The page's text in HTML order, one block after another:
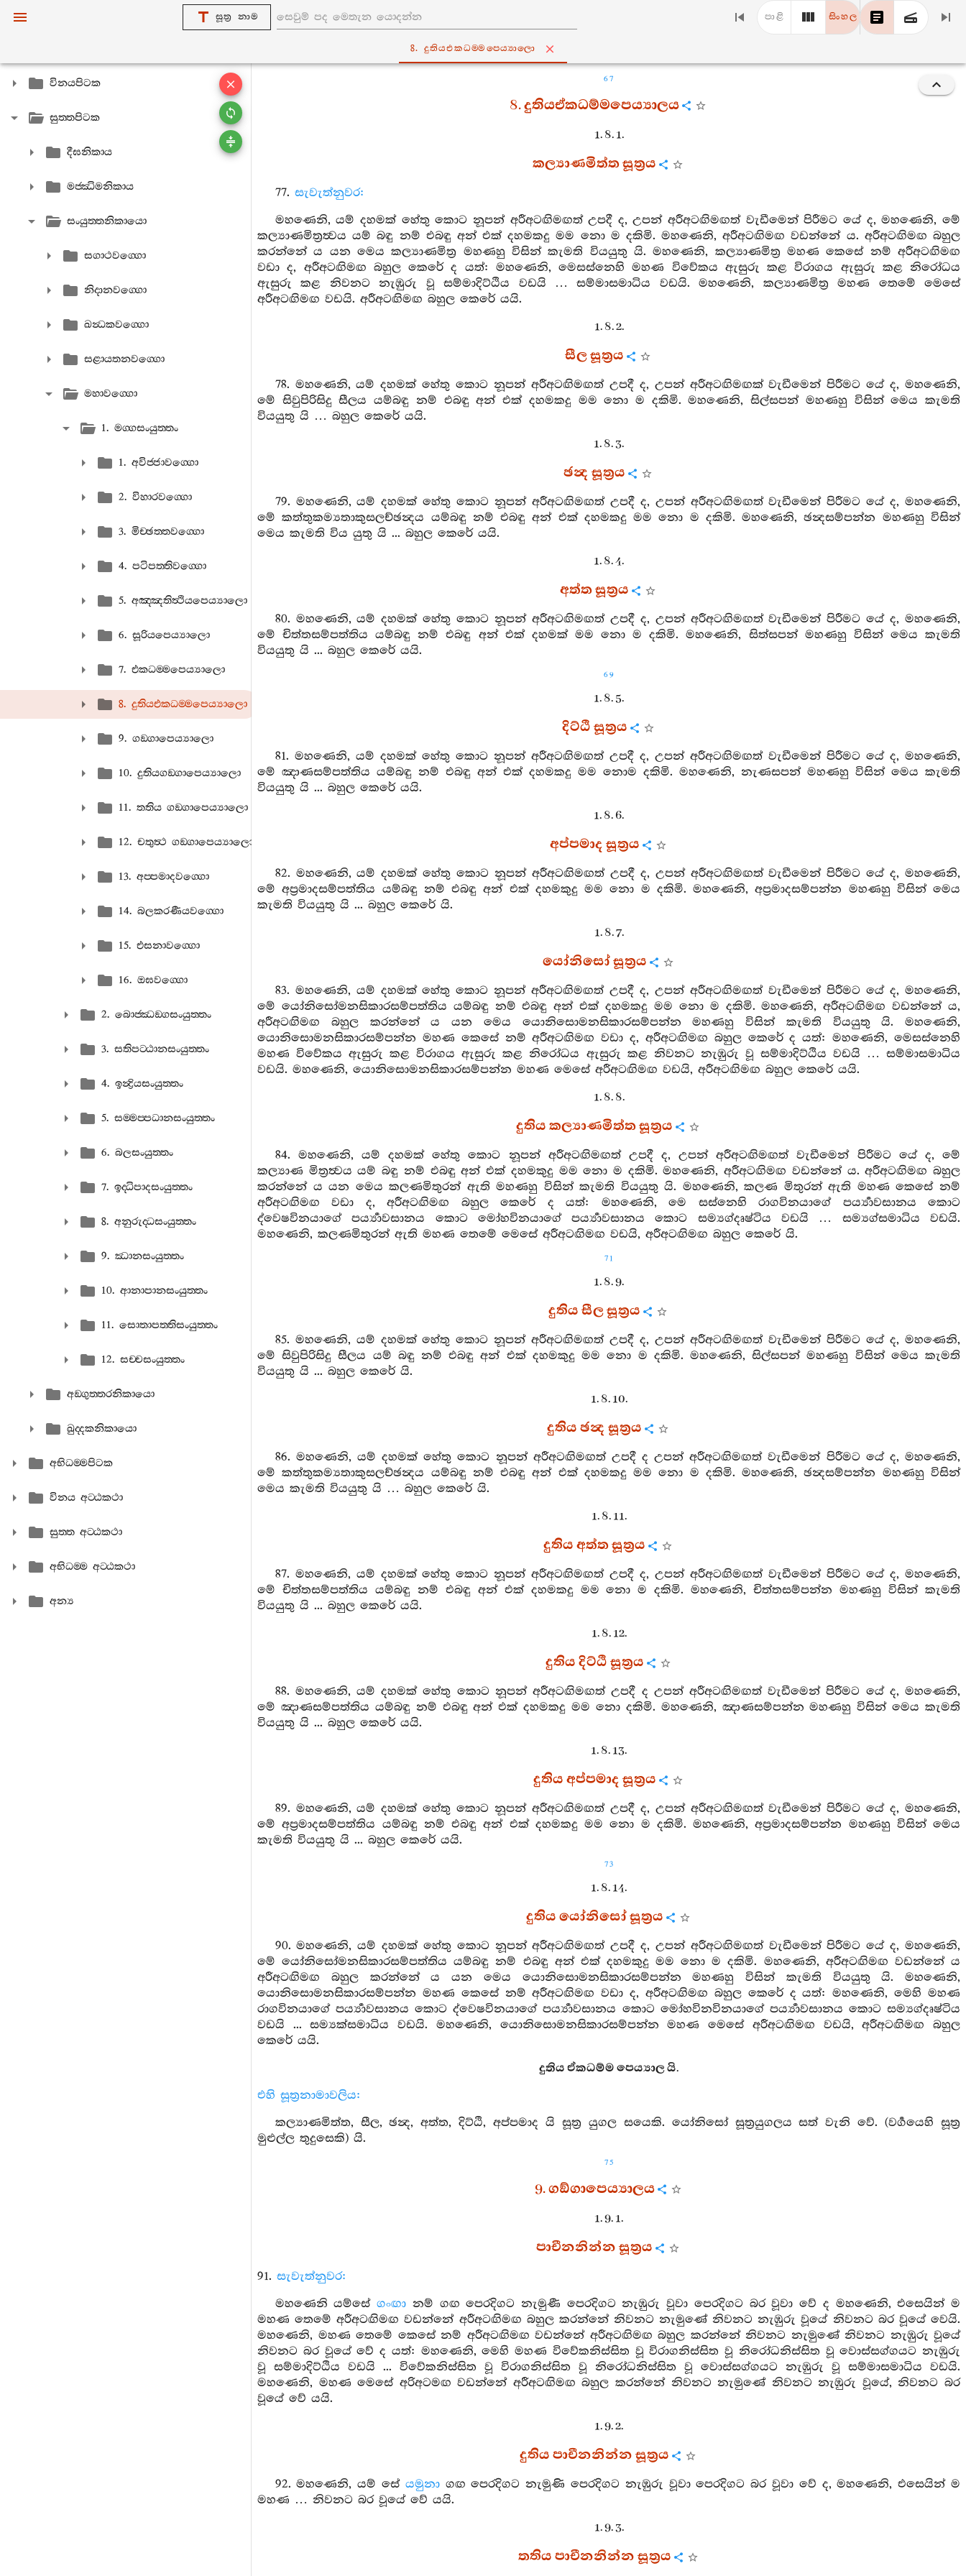
සූත්‍ර නාම පාළි සිංහල
8. දුතියඑකධම‍්මපෙය්‍යාලො
විනයපිටක
සුත‍්තපිටක
දීඝනිකාය
මජ‍්ඣිමනිකාය
සංයුත‍්තනිකායො
සගාථවග‍්ගො
නිදානවග‍්ගො
ඛන්‍ධකවග‍්ගො
සළායතනවග‍්ගො
මහාවග‍්ගො
1. මග‍්ගසංයුත‍්තං
1. අවිජ‍්ජාවග‍්ගො
2. විහාරවග‍්ගො
3. මිච‍්ඡත‍්තවග‍්ගො
4. පටිපත‍්තිවග‍්ගො
5. අඤ‍්ඤතිත්‍ථියපෙය්‍යාලො
6. සූරියපෙය්‍යාලො
7. එකධම‍්මපෙය්‍යාලො
8. දුතියඑකධම‍්මපෙය්‍යාලො
9. ගඞ‍්ගාපෙය්‍යාලො
10. දුතියගඞ‍්ගාපෙය්‍යාලො
11. තතිය ගඞ‍්ගාපෙය්‍යාලො
12. චතුත්‍ථ ගඞ‍්ගාපෙය්‍යාලො
13. අප‍්පමාදවග‍්ගො
14. බලකරණීයවග‍්ගො
15. එසනාවග‍්ගො
16. ඔඝවග‍්ගො
2. බොජ‍්ඣඞ‍්ගසංයුත‍්තං
3. සතිපට‍්ඨානසංයුත‍්තං
4. ඉන්‍ද්‍රියසංයුත‍්තං
5. සම‍්මප‍්පධානසංයුත‍්තං
6. බලසංයුත‍්තං
7. ඉද‍්ධිපාදසංයුත‍්තං
8. අනුරුද‍්ධසංයුත‍්තං
9. ඣානසංයුත‍්තං
10. ආනාපානසංයුත‍්තං
11. සොතාපත‍්තිසංයුත‍්තං
12. සච‍්චසංයුත‍්තං
අඞ‍්ගුත‍්තරනිකායො
ඛුද‍්දකනිකායො
අභිධම‍්මපිටක
විනය අට‍්ඨකථා
සුත‍්ත අට‍්ඨකථා
අභිධම‍්ම අට‍්ඨකථා
අන්‍ය
67
8. දුතියඒකධම්මපෙය්‍යාලය
1. 8. 1.
කල්‍යාණමිත්ත සූත්‍රය
77. සැවැත්නුවර:
මහණෙනි, යම් දහමක් හේතු කොට නූපන් අරීඅටඟිමඟත් උපදී ද, උපන් අරීඅටඟිමඟත් වැඩීමෙන් පිරීමට යේ ද, මහණෙනි, මේ
කල්‍යාණමිත්‍රත්‍වය යම් බඳු නම් එබඳු අන් එක් දහමකදු මම නො ම දකිමි. මහණෙනි, අරීඅටඟිමඟ වඩන්නේ ය. අරීඅටඟිමඟ බහුල
කරන්නේ ය යන මෙය කල්‍යාණමිත්‍ර මහණහු විසින් කැමති වියයුතු යි. මහණෙනි, කල්‍යාණමිත්‍ර මහණ කෙසේ නම් අරීඅටඟිමඟ
වඩා ද, අරීඅටඟිමඟ බහුල කෙරේ ද යත්: මහණෙනි, මෙසස්නෙහි මහණ විවේකය ඇසුරු කළ විරාගය ඇසුරු කළ නිරෝධය
ඇසුරු කළ නිවනට නැඹුරු වූ සම්මාදිට්ඨිය වඩයි … සම්මාසමාධිය වඩයි. මහණෙනි, කල්‍යාණමිත්‍ර මහණ තෙමේ මෙසේ
අරීඅටඟිමඟ වඩයි. අරීඅටඟිමඟ බහුල කෙරේ යයි.
1. 8. 2.
සීල සූත්‍රය
78. මහණෙනි, යම් දහමක් හේතු කොට නූපන් අරීඅටඟිමඟත් උපදී ද, උපන් අරීඅටඟිමඟක් වැඩීමෙන් පිරීමට යේ ද, මහණෙනි,
මේ සිවුපිරිසිදු සීලය යම්බඳු නම් එබඳු අන් එක් දහමකදු මම නො ම දකිමි. මහණෙනි, සිල්සපන් මහණහු විසින් මෙය කැමති
වියයුතු යි … බහුල කෙරේ යයි.
1. 8. 3.
ඡන්‍ද සූත්‍රය
79. මහණෙනි, යම් දහමක් හේතු කොට නූපන් අරීඅටඟිමඟත් උපදී ද, උපන් අරීඅටඟිමඟත් වැඩීමෙන් පිරීමට යේ ද, මහණෙනි,
මේ කත්තුකම්‍යතාකුසලච්ඡන්‍දය යම්බඳු නම් එබඳු අන් එක් දහමකදු මම නො ම දකිමි. මහණෙනි, ඡන්‍දසම්පන්න මහණහු විසින්
මෙය කැමති විය යුතු යි ... බහුල කෙරේ යයි.
1. 8. 4.
අත්ත සූත්‍රය
80. මහණෙනි, යම් දහමක් හේතු කොට නූපන් අරීඅටඟිමඟත් උපදී ද, උපන් අරීඅටඟිමඟත් වැඩීමෙන් පිරීමට යේ ද, මහණෙනි,
මේ චිත්තසම්පත්තිය යම්බඳු නම් එබඳු අන් එක් දහමක් මම නො ම දකිමි. මහණෙනි, සිත්සපන් මහණහු විසින් මෙය කැමති
වියයුතු යි ... බහුල කෙරේ යයි.
69
1. 8. 5.
දිට්ඨි සූත්‍රය
81. මහණෙනි, යම් දහමක් හේතු කොට නූපන් අරීඅටඟිමඟත් උපදී ද, උපන් අරීඅටඟිමඟත් වැඩීමෙන් පිරීමට යේ ද, මහණෙනි,
මේ ඤාණසම්පත්තිය යම්බඳු නම් එබඳු අන් එක් දහමකදු මම නොම දකිමි. මහණෙනි, නැණසපන් මහණහු විසින් මෙය කැමති
වියයුතු යි ... බහුල කෙරේ යයි.
1. 8. 6.
අප්පමාද සූත්‍රය
82. මහණෙනි, යම් දහමක් හේතු කොට නූපන් අරීඅටඟිමඟත් උපදී ද, උපන් අරීඅටඟිමඟත් වැඩීමෙන් පිරීමට යේ ද, මහණෙනි,
මේ අප්‍රමාදසම්පත්තිය යම්බඳු නම් එබඳු අන් එක් දහමකුදු මම නො ම දකිමි. මහණෙනි, අප්‍රමාදසම්පන්න මහණහු විසින් මෙය
කැමති වියයුතු යි ... බහුල කෙරේ යි.
1. 8. 7.
යෝනිසෝ සූත්‍රය
83. මහණෙනි, යම් දහමක් හේතු කොට නූපන් අරීඅටඟිමඟත් උපදී ද, උපන් අරීඅටඟිමඟත් වැඩීමෙන් පිරීමට යේ ද, මහණෙනි,
මේ යෝනිසෝමනසිකාරසම්පත්තිය යම්බඳු නම් එබඳු අන් එක් දහමකදු මම නො ම දකිමි. මහණෙනි, අරීඅටඟිමඟ වඩන්නේ ය,
අරීඅටඟිමඟ බහුල කරන්නේ ය යන මෙය යොනිසොමනසිකාරසම්පන්න මහණහු විසින් කැමති වියයුතු යි. මහණෙනි,
යොනිසොමනසිකාරසම්පන්න මහණ කෙසේ නම් අරීඅටඟිමඟ වඩා ද, අරීඅටඟිමඟ බහුල කෙරේ ද යත්: මහණෙනි, මෙසස්නෙහි
මහණ විවේකය ඇසුරු කළ විරාගය ඇසුරු කළ නිරෝධය ඇසුරු කළ නිවනට නැඹුරු වූ සම්මාදිට්ඨිය වඩයි … සම්මාසමාධිය
වඩයි. මහණෙනි, යොනිසොමනසිකාරසම්පන්න මහණ මෙසේ අරීඅටඟිමඟ වඩයි, අරීඅටඟිමඟ බහුල කෙරේ යයි.
1. 8. 8.
දුතිය කල්‍යාණමිත්ත සූත්‍රය
84. මහණෙනි, යම් දහමක් හේතු කොට නූපන් අරීඅටඟිමඟත් උපදී ද, උපන් අරීඅටඟිමඟත් වැඩීමෙන් පිරීමට යේ ද, මේ
කල්‍යාණ මිත්‍රත්‍වය යම් බඳු නම් එබඳු අන් එක් දහමකුදු මම නො ම දකිමි. මහණෙනි, අරීඅටඟිමඟ වඩන්නේ ය. අරීඅටඟිමඟ බහුල
කරන්නේ ය යන මෙය කලණමිතුරන් ඇති මහණහු විසින් කැමති වියයුතු යි. මහණෙනි, කලණ මිතුරන් ඇති මහණ කෙසේ නම්
අරීඅටඟිමඟ වඩා ද, අරීඅටඟිමඟ බහුල කෙරේ ද යත්: මහණෙනි, මෙ සස්නෙහි රාගවිනයාගේ පර්‍ය්‍යාවසානය කොට
ද්වෙෂවිනයාගේ පර්‍ය්‍යාවසානය කොට මෝහවිනයාගේ පර්‍ය්‍යාවසානය කොට සම්‍යග්දෘෂ්ටිය වඩයි … සම්‍යග්සමාධිය වඩයි.
මහණෙනි, කලණමිතුරන් ඇති මහණ තෙමේ මෙසේ අරීඅටඟිමඟ වඩයි, අරීඅටඟිමඟ බහුල කෙරේ යි.
71
1. 8. 9.
දුතිය සීල සූත්‍රය
85. මහණෙනි, යම් දහමක් හේතු කොට නූපන් අරීඅටඟිමඟත් උපදී ද, උපන් අරීඅටඟිමඟත් වැඩීමෙන් පිරීමට යේ ද, මහණෙනි,
මේ සිවුපිරිසිදු සීලය යම් බඳු නම් එබඳු අන් එක් දහමකුදු මම නො ම දකිමි. මහණෙනි, සිල්සපන් මහණහු විසින් මෙය කැමති
වියයුතු යි ... බහුල කෙරේ යි.
1. 8. 10.
දුතිය ඡන්‍ද සූත්‍රය
86. මහණෙනි, යම් දහමක් හේතු කොට නූපන් අරීඅටඟිමඟත් උපදී ද උපන් අරීඅටඟිමඟත් වැඩීමෙන් පිරීමට යේ ද, මහණෙනි,
මේ කත්තුකම්‍යතාකුසලච්ඡන්‍දය යම්බඳු නම් එබඳු අන් එක් දහමකදු මම නො ම දකිමි. මහණෙනි, ඡන්‍දසම්පන්න මහණහු විසින්
මෙය කැමති වියයුතු යි … බහුල කෙරේ යි.
1. 8. 11.
දුතිය අත්ත සූත්‍රය
87. මහණෙනි, යම් දහමක් හේතු කොට නූපන් අරීඅටඟිමඟත් උපදී ද, උපන් අරීඅටඟිමඟත් වැඩීමෙන් පිරීමට යේ ද, මහණෙනි,
මේ චිත්තසම්පත්තිය යම්බඳු නම් එබඳු අන් එක් දහමකදු මම නො ම දකිමි. මහණෙනි, චිත්තසම්පන්න මහණහු විසින් කැමති
වියයුතු යි ... බහුල කෙරේ යයි.
1. 8. 12.
දුතිය දිට්ඨි සූත්‍රය
88. මහණෙනි, යම් දහමක් හේතු කොට නූපන් අරීඅටඟිමඟත් උපදී ද උපන් අරීඅටඟිමඟත් වැඩීමෙන් පිරීමට යේ ද, මහණෙනි,
මේ ඤාණසම්පත්තිය යම්බඳු නම් එබඳු අන් එක් දහමකදු මම නො දකිමි. මහණෙනි, ඤාණසම්පන්න මහණහු විසින් මෙය කැමති
වියයුතු යි ... බහුල කෙරේ යයි.
1. 8. 13.
දුතිය අප්පමාද සූත්‍රය
89. මහණෙනි, යම් දහමක් හේතු කොට නූපන් අරීඅටඟිමඟත් උපදී ද, උපන් අරීඅටඟිමඟත් වැඩීමෙන් පිරීමට යේ ද, මහණෙනි,
මේ අප්‍රමාදසම්පත්තිය යම්බඳු නම් එබඳු අන් එක් දහමකදු මම නො ම දකිමි. මහණෙනි, අප්‍රමාදසම්පන්න මහණහු විසින් මෙය
කැමති වියයුතු යි ... බහුල කෙරේ යයි.
73
1. 8. 14.
දුතිය යෝනිසෝ සූත්‍රය
90. මහණෙනි, යම් දහමක් හේතු කොට නූපන් අරීඅටඟිමඟත් උපදී ද, උපන් අරීඅටඟිමඟත් වැඩීමෙන් පිරීමට යේ ද, මහණෙනි,
මේ යෝනිසෝමනසිකාරසම්පත්තිය යම්බඳු නම් එබඳු අන් එක් දහමකුදු මම නො ම දකිමි. මහණෙනි, අරීඅටඟිමඟ වඩන්නේ ය
අරීඅටඟිමඟ බහුල කරන්නේ ය යන මෙය යොනිසොමනසිකාරසම්පන්න මහණහු විසින් කැමති වියයුතු යි. මහණෙනි,
යොනිසොමනසිකාරසම්පන්න මහණ කෙසේ නම් අරීඅටඟිමඟ වඩා ද, අරීඅටඟිමඟ බහුල කෙරේ ද යත්: මහණෙනි, මෙහි මහණ
රාගවිනයාගේ පර්‍ය්‍යාවසානය කොට ද්වෙෂවිනයාගේ පර්‍ය්‍යාවසානය කොට මෝහවිනවිනයාගේ පර්‍ය්‍යාවසානය කොට සම්‍යග්දෘෂ්ටිය
වඩයි ... සම්‍යක්සමාධිය වඩයි. මහණෙනි, යොනිසොමනසිකාරසම්පන්න මහණ මෙසේ අරීඅටඟිමඟ වඩයි, අරීඅටඟිමඟ බහුල
කෙරේ යයි.
දුතිය ඒකධම්ම පෙය්‍යාල යි.
එහි සූත්‍රනාමාවලිය:
කල්‍යාණමිත්ත, සීල, ඡන්‍ද, අත්ත, දිට්ඨි, අප්පමාද යි සූත්‍ර යුගල සයෙකි. යෝනිසෝ සූත්‍රයුගලය සත් වැනි වේ. (වර්‍ගයෙහි සූත්‍ර
මුළුල්ල තුදුසෙකි) යි.
75
9. ගඞ්ගාපෙය්‍යාලය
1. 9. 1.
පාචීනනින්න සූත්‍රය
91. සැවැත්නුවර:
මහණෙනි යම්සේගංඟා නම් ගඟ පෙරදිගට නැමුණී පෙරදිගට නැඹුරු වූවා පෙරදිගට බර වූවා වේ ද මහණෙනි, එසෙයින් ම
මහණ තෙමේ අරීඅටඟිමඟ වඩන්නේ අරීඅටඟිමඟ බහුල කරන්නේ නිවනට නැමුණේ නිවනට නැඹුරු වූයේ නිවනට බර වූයේ වෙයි.
මහණෙනි, මහණ තෙමේ කෙසේ නම් අරීඅටඟිමඟ වඩන්නේ අරීඅටඟිමඟ බහුල කරන්නේ නිවනට නැමුණේ නිවනට නැඹුරු වූයේ
නිවනට බර වූයේ වේ ද යත්: මහණෙනි, මෙහි මහණ විවේකනිස්සිත වූ විරාගනිස්සිත වූ නිරෝධනිස්සිත වූ වොස්සග්ගයට නැඹුරු
වූ සම්මාදිට්ඨිය වඩයි ... විවේකනිස්සිත වූ විරාගනිස්සිත වූ නිරෝධනිස්සිත වූ වොස්සග්ගයට නැඹුරු වූ සම්මාසමාධිය වඩයි.
මහණෙනි, මහණ මෙසේ අරිඅටමඟ වඩන්නේ අරීඅටඟිමඟ බහුල කරන්නේ නිවනට නැමුණේ නිවනට නැඹුරු වූයේ, නිවනට බර
වූයේ වේ යයි.
1. 9. 2.
දුතිය පාචීනනින්න සූත්‍රය
92. මහණෙනි, යම් සේ යමුනාගඟ පෙරදිගට නැමුණි පෙරදිගට නැඹුරු වූවා පෙරදිගට බර වූවා වේ ද, මහණෙනි, එසෙයින් ම
මහණ … නිවනට බර වූයේ වේ යයි.
1. 9. 3.
තතිය පාචීනනින්න සූත්‍රය